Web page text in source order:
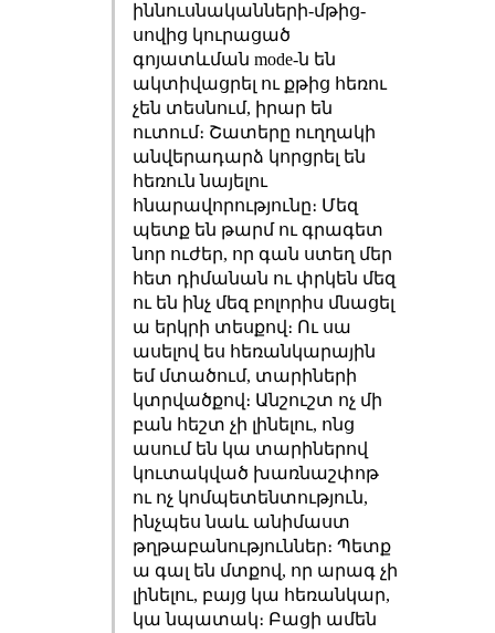
իննուսնականների-մթից-
սովից կուրացած
գոյատևման mode-ն են
ակտիվացրել ու քթից հեռու
չեն տեսնում, իրար են
ուտում։ Շատերը ուղղակի
անվերադարձ կորցրել են
հեռուն նայելու
հնարավորությունը։ Մեզ
պետք են թարմ ու գրագետ
նոր ուժեր, որ գան ստեղ մեր
հետ դիմանան ու փրկեն մեզ
ու են ինչ մեզ բոլորիս մնացել
ա երկրի տեսքով։ Ու սա
ասելով ես հեռանկարային
եմ մտածում, տարիների
կտրվածքով։ Անշուշտ ոչ մի
բան հեշտ չի լինելու, ոնց
ասում են կա տարիներով
կուտակված խառնաշփոթ
ու ոչ կոմպետենտություն,
ինչպես նաև անիմաստ
թղթաբանություններ։ Պետք
ա գալ են մտքով, որ արագ չի
լինելու, բայց կա հեռանկար,
կա նպատակ։ Բացի ամեն